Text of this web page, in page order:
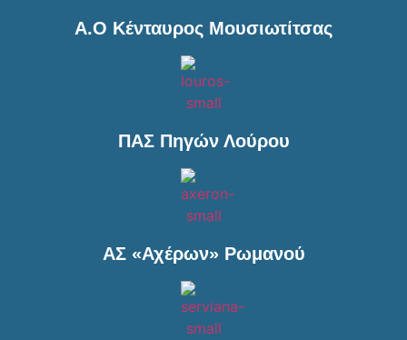
Α.Ο Κένταυρος Μουσιωτίτσας
ΠΑΣ Πηγών Λούρου
ΑΣ «Αχέρων» Ρωμανού